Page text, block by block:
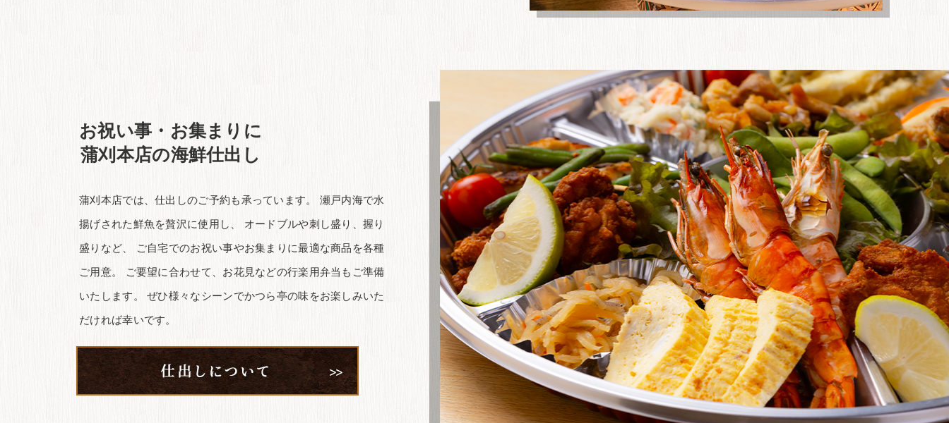
蒲刈本店では、仕出しのご予約も承っています。 瀬戸内海で水
揚げされた鮮魚を贅沢に使用し、 オードブルや刺し盛り、握り
盛りなど、 ご自宅でのお祝い事やお集まりに最適な商品を各種
ご用意。 ご要望に合わせて、お花見などの行楽用弁当もご準備
いたします。 ぜひ様々なシーンでかつら亭の味をお楽しみいた
だければ幸いです。
お祝い事・お集まりに
蒲刈本店の海鮮仕出し